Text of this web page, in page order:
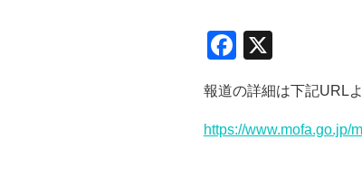
F
c
e
報道の詳細は下記URL
https://www.mofa.go.jp/